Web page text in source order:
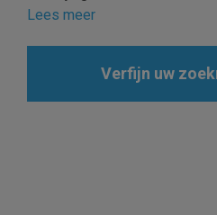
Lees meer
Verfijn uw